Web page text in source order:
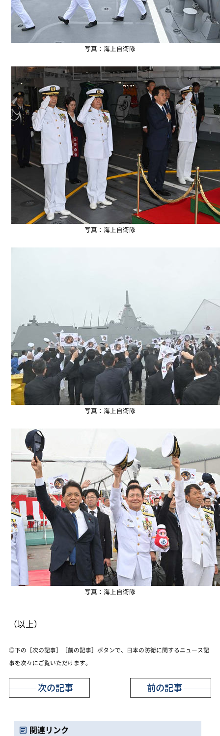
写真：海上自衛隊
写真：海上自衛隊
写真：海上自衛隊
写真：海上自衛隊
（以上）
◎下の［次の記事］［前の記事］ボタンで、日本の防衛に関するニュース記
事を次々にご覧いただけます。
前の記事
次の記事
関連リンク